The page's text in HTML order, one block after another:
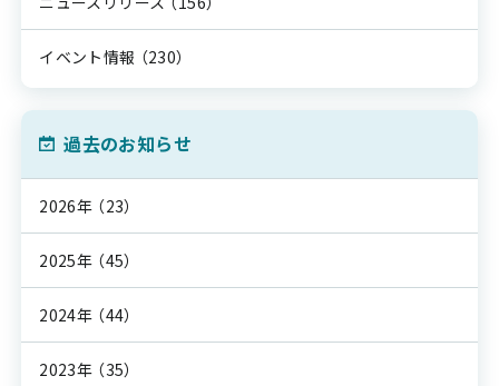
イベント情報 （230）
過去のお知らせ
2026年 （23）
2025年 （45）
2024年 （44）
2023年 （35）